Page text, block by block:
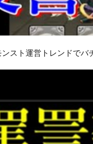
ンスト運営トレンドでバ